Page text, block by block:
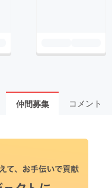
仲間募集 コメント